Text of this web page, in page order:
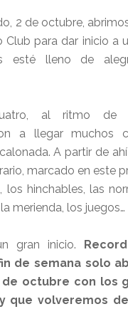
2 de octubre,
Club para dar inicio a
esté lleno de
al ritmo de
a llegar muchos
A partir de
marcado en este
los hinchables, las
merienda, los juegos…
gran inicio.
de semana solo
octubre con los
que volveremos